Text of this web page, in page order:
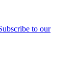
to our